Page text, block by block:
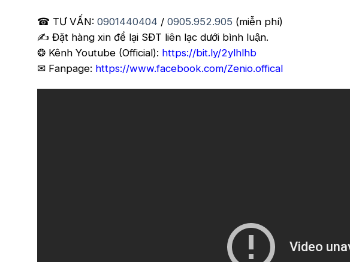
☎ TƯ VẤN: 0901440404 / 0905.952.905 (miễn phí)
✍️ Đặt hàng xin để lại SĐT liên lạc dưới bình luận.
❂ Kênh Youtube (Official): https://bit.ly/2ylhlhb
✉ Fanpage: https://www.facebook.com/Zenio.offical